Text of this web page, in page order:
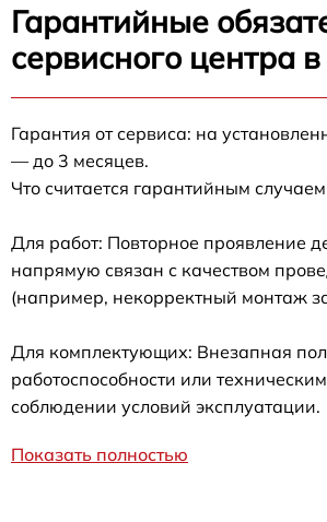
Гарантийные
сервисного центра
Гарантия от сервиса: на
— до 3 месяцев.
Что считается гарантийным
Для работ: Повторное проявление
напрямую связан с качеством
(например, некорректный монтаж
Для комплектующих: Внезапная
работоспособности или
соблюдении условий эксплуатации.
Показать полностью